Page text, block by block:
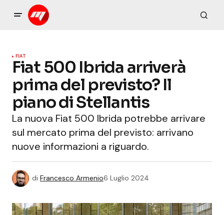
FIAT
Fiat 500 Ibrida arriverà
prima del previsto? Il
piano di Stellantis
La nuova Fiat 500 Ibrida potrebbe arrivare
sul mercato prima del previsto: arrivano
nuove informazioni a riguardo.
di Francesco Armenio6 Luglio 2024